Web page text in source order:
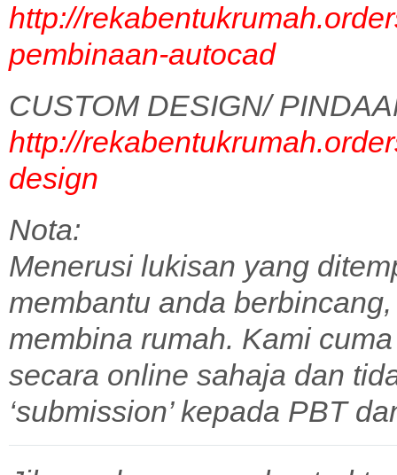
http://
pembinaan-autocad
CUSTOM DESIGN/
http://
design
Nota:
Menerusi lukisan yang
membantu anda
membina rumah. Kami
secara online sahaja dan
‘submission’ kepada PBT